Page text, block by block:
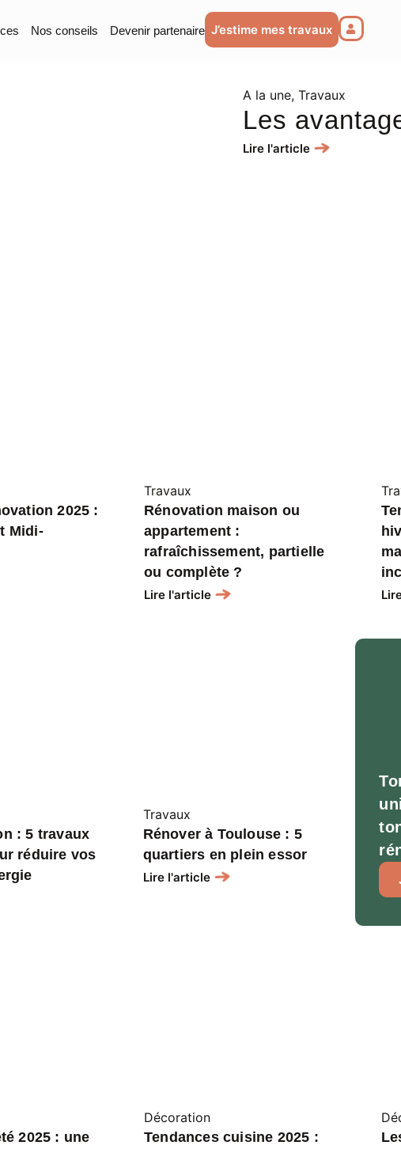
Nos conseils Devenir partenaire J’estime mes travaux
A la une, Travaux
Les
Lire l'article
2025 :
Midi-
Travaux
Rénovation maison ou
appartement :
rafraîchissement, partielle
ou complète ?
Lire l'article
: 5 travaux
réduire vos
Travaux
Rénover à Toulouse : 5
quartiers en plein essor
Lire l'article
2025 : une
Décoration
Tendances cuisine 2025 :